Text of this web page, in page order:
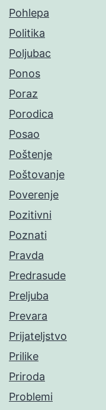
Pohlepa
Politika
Poljubac
Ponos
Poraz
Porodica
Posao
Poštenje
Poštovanje
Poverenje
Pozitivni
Poznati
Pravda
Predrasude
Preljuba
Prevara
Prijateljstvo
Prilike
Priroda
Problemi